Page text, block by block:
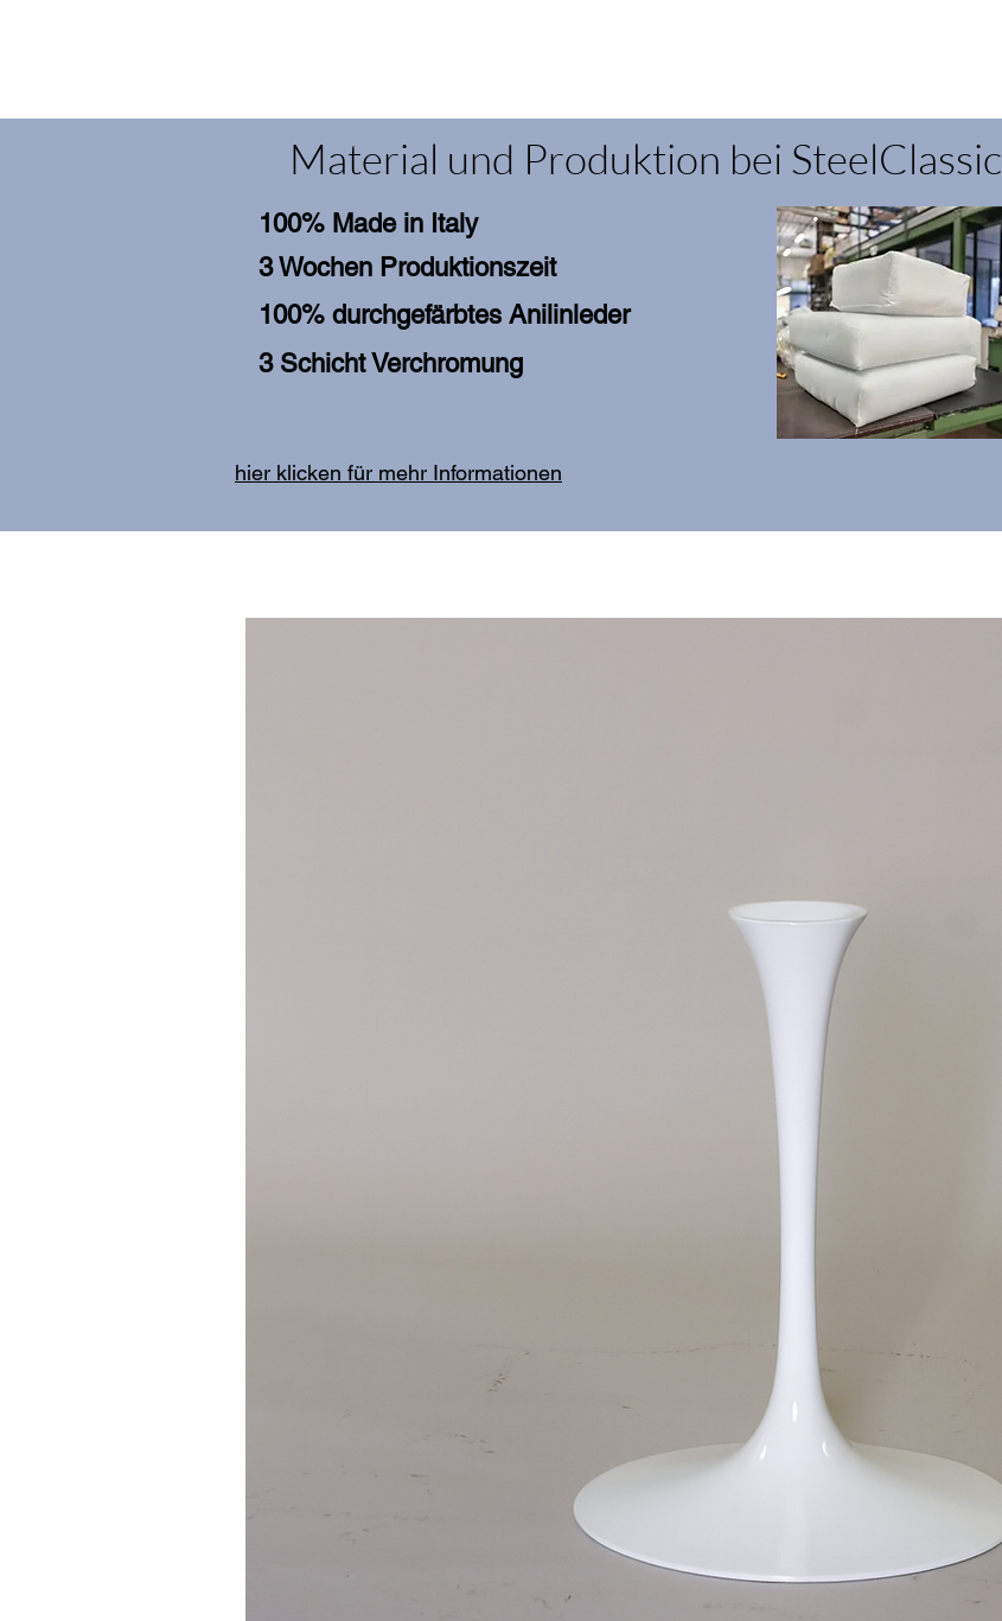
Material und Produktion bei SteelClassic
100% Made in Italy
3 Wochen Produktionszeit
100% durchgefärbtes Anilinleder
3 Schicht Verchromung
hier klicken für mehr Informationen